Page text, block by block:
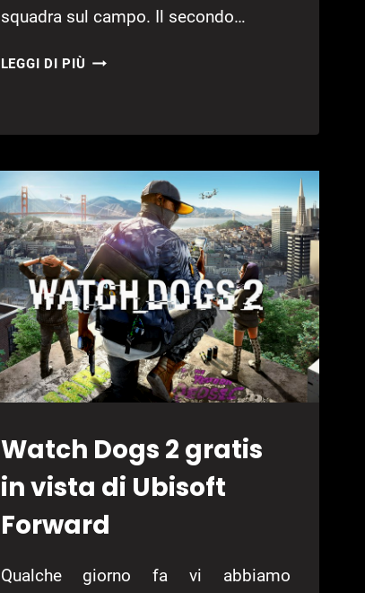
squadra sul campo. Il secondo…
LEGGI DI PIÙ EPIC
GRATIS
A
TEMPO
LIMITATO
Watch Dogs 2 gratis
in vista di Ubisoft
Forward
Qualche giorno fa vi abbiamo